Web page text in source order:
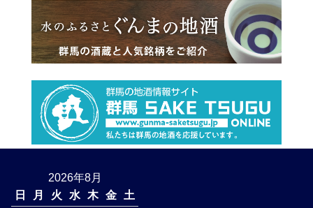
2026年8月
日
月 火 水 木 金
土